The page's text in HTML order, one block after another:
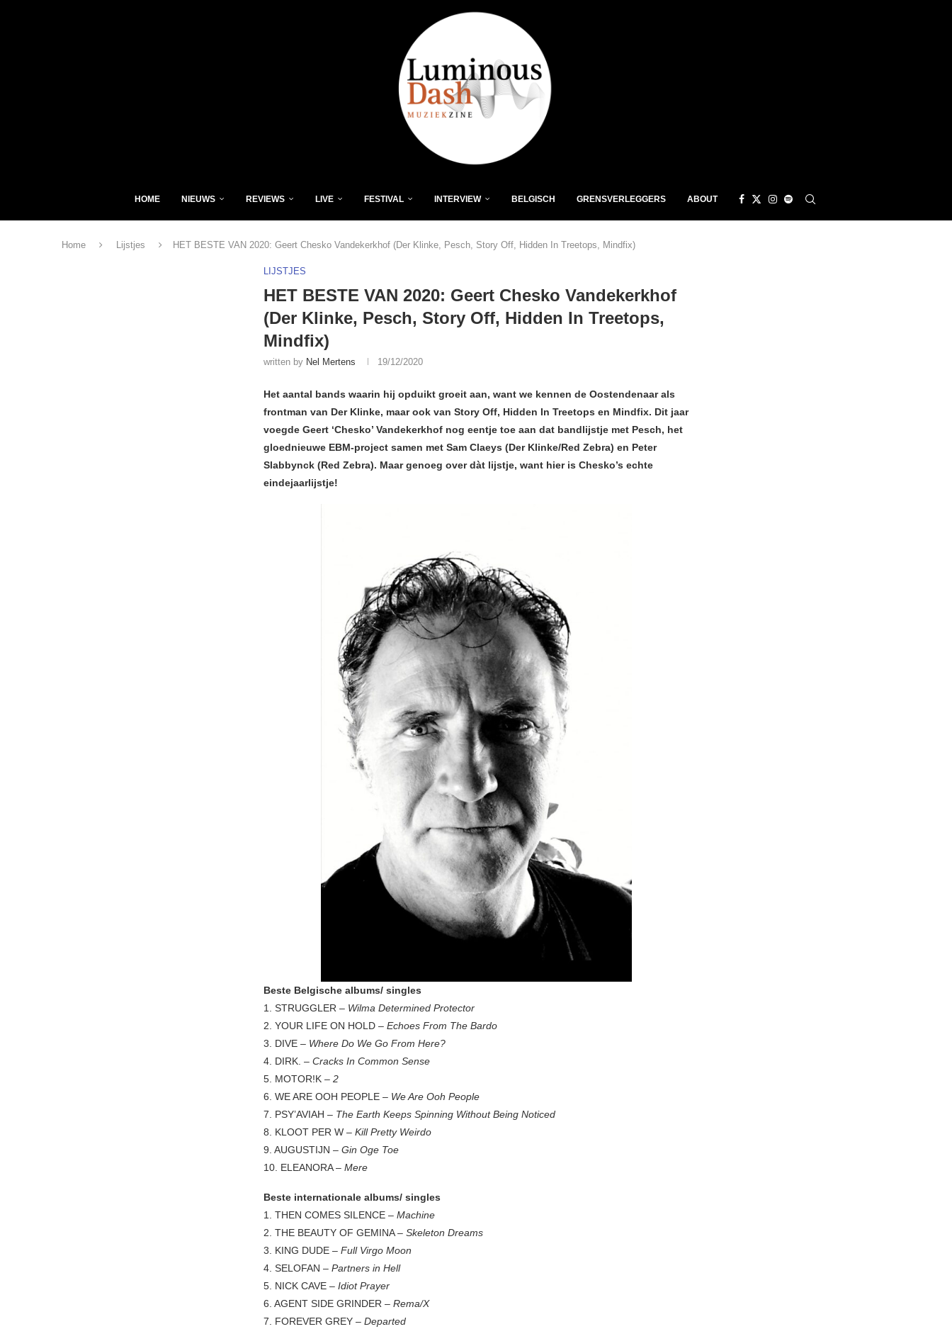
HOME NIEUWS REVIEWS LIVE FESTIVAL INTERVIEW BELGISCH GRENSVERLEGGERS ABOUT
Home Lijstjes HET BESTE VAN 2020: Geert Chesko Vandekerkhof (Der Klinke, Pesch, Story Off, Hidden In Treetops, Mindfix)
LIJSTJES
HET BESTE VAN 2020: Geert Chesko Vandekerkhof
(Der Klinke, Pesch, Story Off, Hidden In Treetops,
Mindfix)
written by Nel Mertens 19/12/2020
Het aantal bands waarin hij opduikt groeit aan, want we kennen de Oostendenaar als
frontman van Der Klinke, maar ook van Story Off, Hidden In Treetops en Mindfix. Dit jaar
voegde Geert ‘Chesko’ Vandekerkhof nog eentje toe aan dat bandlijstje met Pesch, het
gloednieuwe EBM-project samen met Sam Claeys (Der Klinke/Red Zebra) en Peter
Slabbynck (Red Zebra). Maar genoeg over dàt lijstje, want hier is Chesko’s echte
eindejaarlijstje!
Beste Belgische albums/ singles
1. STRUGGLER – Wilma Determined Protector
2. YOUR LIFE ON HOLD – Echoes From The Bardo
3. DIVE – Where Do We Go From Here?
4. DIRK. – Cracks In Common Sense
5. MOTOR!K – 2
6. WE ARE OOH PEOPLE – We Are Ooh People
7. PSY’AVIAH – The Earth Keeps Spinning Without Being Noticed
8. KLOOT PER W – Kill Pretty Weirdo
9. AUGUSTIJN – Gin Oge Toe
10. ELEANORA – Mere
Beste internationale albums/ singles
1. THEN COMES SILENCE – Machine
2. THE BEAUTY OF GEMINA – Skeleton Dreams
3. KING DUDE – Full Virgo Moon
4. SELOFAN – Partners in Hell
5. NICK CAVE – Idiot Prayer
6. AGENT SIDE GRINDER – Rema/X
7. FOREVER GREY – Departed